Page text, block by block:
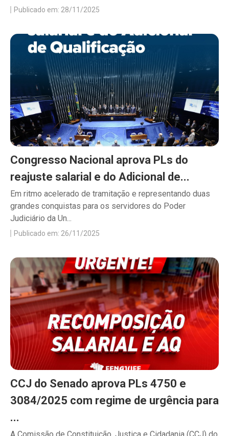
Publicado em: 28/11/2025
Congresso Nacional aprova PLs do
reajuste salarial e do Adicional de...
Em ritmo acelerado de tramitação e representando duas
grandes conquistas para os servidores do Poder
Judiciário da Un...
Publicado em: 26/11/2025
CCJ do Senado aprova PLs 4750 e
3084/2025 com regime de urgência para
...